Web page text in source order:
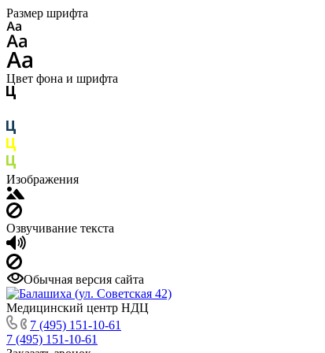
Размер шрифта
Цвет фона и шрифта
Изображения
Озвучивание текста
Обычная версия сайта
Медицинский центр НДЦ
7 (495) 151-10-61
7 (495) 151-10-61